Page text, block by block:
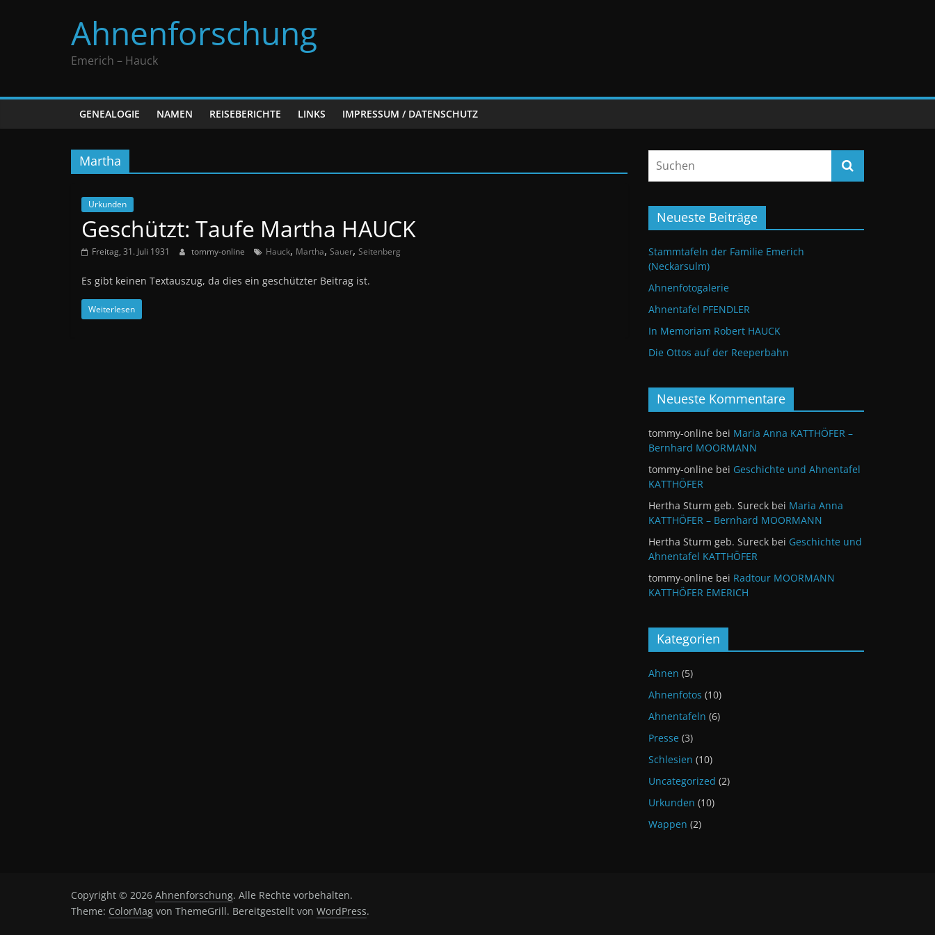
Ahnenforschung
Emerich – Hauck
GENEALOGIE NAMEN REISEBERICHTE LINKS IMPRESSUM / DATENSCHUTZ
Martha
Urkunden
Geschützt: Taufe Martha HAUCK
Freitag, 31. Juli 1931 tommy-online Hauck, Martha, Sauer, Seitenberg
Es gibt keinen Textauszug, da dies ein geschützter Beitrag ist.
Weiterlesen
Neueste Beiträge
Stammtafeln der Familie Emerich
(Neckarsulm)
Ahnenfotogalerie
Ahnentafel PFENDLER
In Memoriam Robert HAUCK
Die Ottos auf der Reeperbahn
Neueste Kommentare
tommy-online bei Maria Anna KATTHÖFER –
Bernhard MOORMANN
tommy-online bei Geschichte und Ahnentafel
KATTHÖFER
Hertha Sturm geb. Sureck bei Maria Anna
KATTHÖFER – Bernhard MOORMANN
Hertha Sturm geb. Sureck bei Geschichte und
Ahnentafel KATTHÖFER
tommy-online bei Radtour MOORMANN
KATTHÖFER EMERICH
Kategorien
Ahnen (5)
Ahnenfotos (10)
Ahnentafeln (6)
Presse (3)
Schlesien (10)
Uncategorized (2)
Urkunden (10)
Wappen (2)
Copyright © 2026 Ahnenforschung. Alle Rechte vorbehalten.
Theme: ColorMag von ThemeGrill. Bereitgestellt von WordPress.